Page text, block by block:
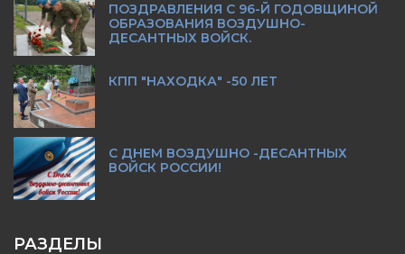
ПОЗДРАВЛЕНИЯ С 96-Й ГОДОВЩИНОЙ
ОБРАЗОВАНИЯ ВОЗДУШНО-
ДЕСАНТНЫХ ВОЙСК.
КПП "НАХОДКА" -50 ЛЕТ
С ДНЕМ ВОЗДУШНО -ДЕСАНТНЫХ
ВОЙСК РОССИИ!
РАЗДЕЛЫ